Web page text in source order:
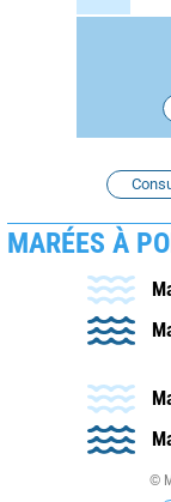
MARÉES À
©